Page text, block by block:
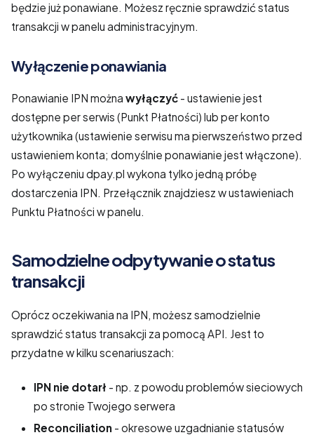
będzie już ponawiane. Możesz ręcznie sprawdzić status
transakcji w panelu administracyjnym.
Wyłączenie ponawiania
Ponawianie IPN można wyłączyć - ustawienie jest
dostępne per serwis (Punkt Płatności) lub per konto
użytkownika (ustawienie serwisu ma pierwszeństwo przed
ustawieniem konta; domyślnie ponawianie jest włączone).
Po wyłączeniu dpay.pl wykona tylko jedną próbę
dostarczenia IPN. Przełącznik znajdziesz w ustawieniach
Punktu Płatności w panelu.
Samodzielne odpytywanie o status
transakcji
Oprócz oczekiwania na IPN, możesz samodzielnie
sprawdzić status transakcji za pomocą API. Jest to
przydatne w kilku scenariuszach:
IPN nie dotarł - np. z powodu problemów sieciowych
po stronie Twojego serwera
Reconciliation - okresowe uzgadnianie statusów